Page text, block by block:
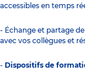
accessibles en temps
- Échange et partage
avec vos collègues et
- Dispositifs de